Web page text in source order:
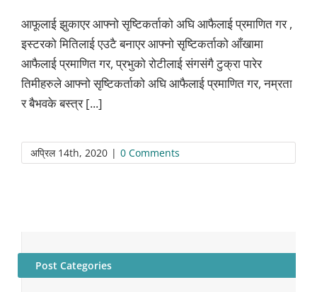
आफूलाई झुकाएर आफ्नो सृष्टिकर्ताको अघि आफैलाई प्रमाणित गर ,
इस्टरको मितिलाई एउटै बनाएर आफ्नो सृष्टिकर्ताको आँखामा
आफैलाई प्रमाणित गर, प्रभुको रोटीलाई संगसंगै टुक्रा पारेर
तिमीहरुले आफ्नो सृष्टिकर्ताको अघि आफैलाई प्रमाणित गर, नम्रता
र बैभवके बस्त्र [...]
अप्रिल 14th, 2020 | 0 Comments
Post Categories